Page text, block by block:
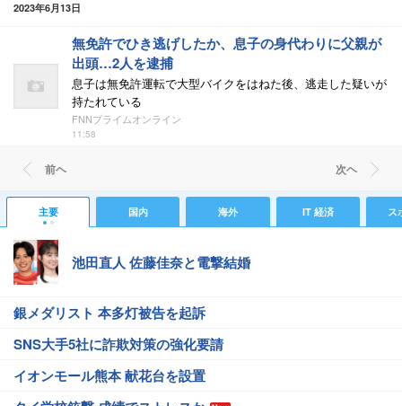
2023年6月13日
無免許でひき逃げしたか、息子の身代わりに父親が
出頭…2人を逮捕
息子は無免許運転で大型バイクをはねた後、逃走した疑いが
持たれている
FNNプライムオンライン
11:58
前ヘ 次ヘ
主要 国内 海外 IT 経済 ス
池田直人 佐藤佳奈と電撃結婚
銀メダリスト 本多灯被告を起訴
SNS大手5社に詐欺対策の強化要請
イオンモール熊本 献花台を設置